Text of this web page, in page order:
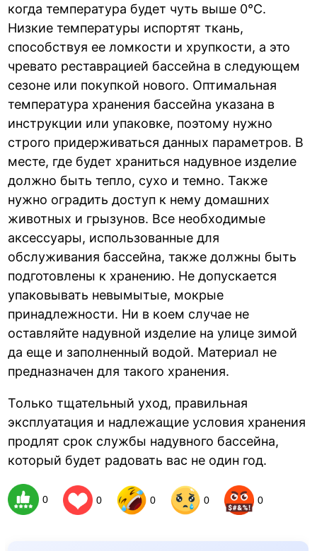
когда температура будет чуть выше 0°С.
Низкие температуры испортят ткань,
способствуя ее ломкости и хрупкости, а это
чревато реставрацией бассейна в следующем
сезоне или покупкой нового. Оптимальная
температура хранения бассейна указана в
инструкции или упаковке, поэтому нужно
строго придерживаться данных параметров. В
месте, где будет храниться надувное изделие
должно быть тепло, сухо и темно. Также
нужно оградить доступ к нему домашних
животных и грызунов. Все необходимые
аксессуары, использованные для
обслуживания бассейна, также должны быть
подготовлены к хранению. Не допускается
упаковывать невымытые, мокрые
принадлежности. Ни в коем случае не
оставляйте надувной изделие на улице зимой
да еще и заполненный водой. Материал не
предназначен для такого хранения.
Только тщательный уход, правильная
эксплуатация и надлежащие условия хранения
продлят срок службы надувного бассейна,
который будет радовать вас не один год.
0 0 0 0 0